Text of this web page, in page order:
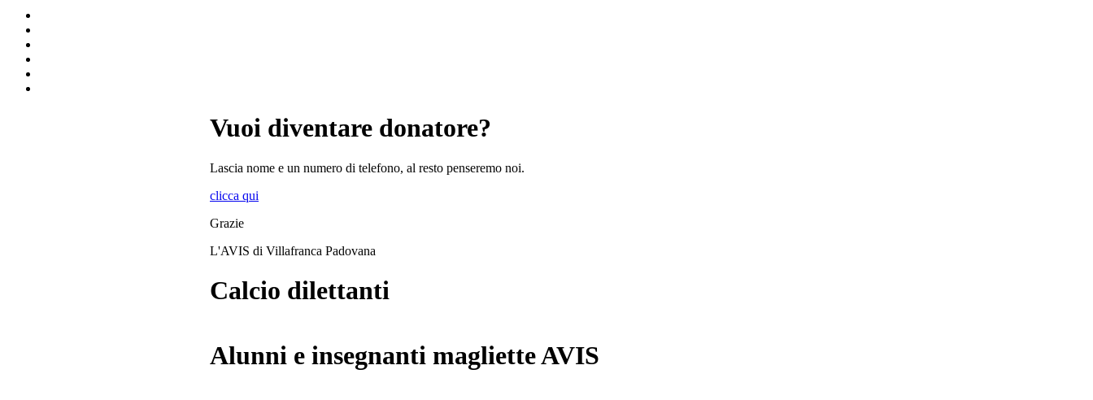
Vuoi diventare donatore?
Lascia nome e un numero di telefono, al resto penseremo noi.
clicca qui
Grazie
L'AVIS di Villafranca Padovana
Calcio dilettanti
Alunni e insegnanti magliette AVIS